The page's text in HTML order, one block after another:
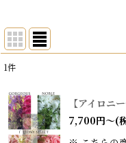
在庫あり
1件
【アイロニ
7,700円～(